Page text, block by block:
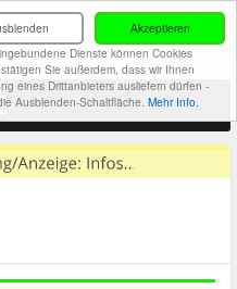
Akzeptieren
Dienste können Cookies
Sie außerdem, dass wir Ihnen
eines Drittanbieters ausliefern dürfen -
Ausblenden-Schaltfläche. Mehr Info.